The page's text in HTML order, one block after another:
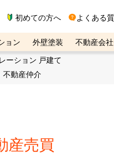
初めての方へ よくある
ョン 外壁塗装
不動産会
却ご相談デスク
ーション 戸建て
不動産仲介
産売買